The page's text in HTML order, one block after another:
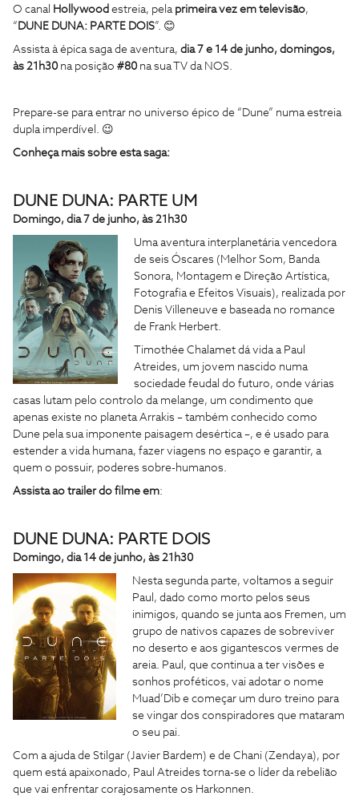
O canal Hollywood estreia, pela primeira vez em televisão,
“ DUNE DUNA: PARTE DOIS”. 😊
Assista à épica saga de aventura, dia 7 e 14 de junho, domingos,
às 21h30 na posição #80 na sua TV da NOS.
Prepare-se para entrar no universo épico de “Dune” numa estreia
dupla imperdível. 😉
Conheça mais sobre esta saga:
DUNE DUNA: PARTE UM
Domingo, dia 7 de junho, às 21h30
Uma aventura interplanetária vencedora
de seis Óscares (Melhor Som, Banda
Sonora, Montagem e Direção Artística,
Fotografia e Efeitos Visuais), realizada por
Denis Villeneuve e baseada no romance
de Frank Herbert.
Timothée Chalamet dá vida a Paul
Atreides, um jovem nascido numa
sociedade feudal do futuro, onde várias
casas lutam pelo controlo da melange, um condimento que
apenas existe no planeta Arrakis – também conhecido como
Dune pela sua imponente paisagem desértica –, e é usado para
estender a vida humana, fazer viagens no espaço e garantir, a
quem o possuir, poderes sobre-humanos.
Assista ao trailer do filme em:
DUNE DUNA: PARTE DOIS
Domingo, dia 14 de junho, às 21h30
Nesta segunda parte, voltamos a seguir
Paul, dado como morto pelos seus
inimigos, quando se junta aos Fremen, um
grupo de nativos capazes de sobreviver
no deserto e aos gigantescos vermes de
areia. Paul, que continua a ter visões e
sonhos proféticos, vai adotar o nome
Muad’Dib e começar um duro treino para
se vingar dos conspiradores que mataram
o seu pai.
Com a ajuda de Stilgar (Javier Bardem) e de Chani (Zendaya), por
quem está apaixonado, Paul Atreides torna-se o líder da rebelião
que vai enfrentar corajosamente os Harkonnen.